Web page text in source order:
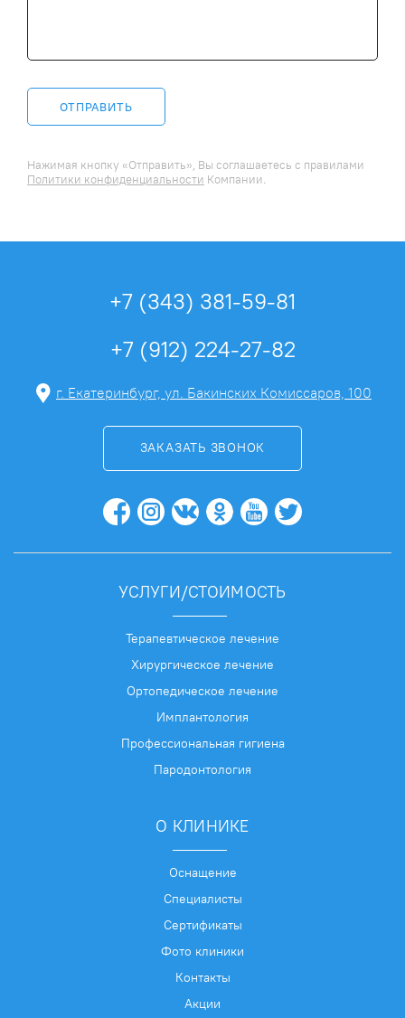
ОТПРАВИТЬ
Нажимая кнопку «Отправить», Вы соглашаетесь c правилами
Политики конфиденциальности Компании.
+7 (343) 381-59-81
+7 (912) 224-27-82
г. Екатеринбург, ул. Бакинских Комиссаров, 100
ЗАКАЗАТЬ ЗВОНОК
УСЛУГИ/СТОИМОСТЬ
Терапевтическое лечение
Хирургическое лечение
Ортопедическое лечение
Имплантология
Профессиональная гигиена
Пародонтология
О КЛИНИКЕ
Оснащение
Специалисты
Сертификаты
Фото клиники
Контакты
Акции